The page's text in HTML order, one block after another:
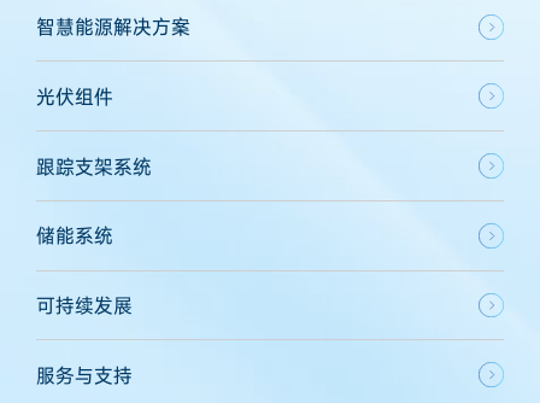
智慧能源解决方案
光伏组件
跟踪支架系统
储能系统
可持续发展
服务与支持